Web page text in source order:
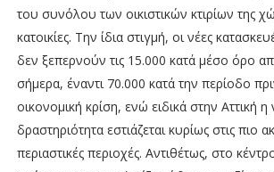
του συνόλου των οικιστικών κτιρίων της
κατοικίες. Την ίδια στιγµή, οι νέες
δεν ξεπερνούν τις 15.000 κατά µέσο όρο
σήµερα, έναντι 70.000 κατά την περίοδο
οικονοµική κρίση, ενώ ειδικά στην Αττική η
δραστηριότητα εστιάζεται κυρίως στις πιο
περιαστικές περιοχές. Αντιθέτως, στο